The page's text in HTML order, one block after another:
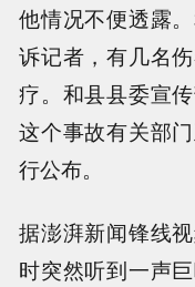
他情况不便透露
诉记者，有几名
疗。和县县委宣
这个事故有关部
行公布。
据澎湃新闻锋线
时突然听到一声